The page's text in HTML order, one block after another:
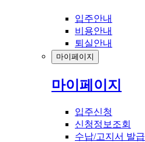
입주안내
비용안내
퇴실안내
마이페이지
마이페이지
입주신청
신청정보조회
수납/고지서 발급